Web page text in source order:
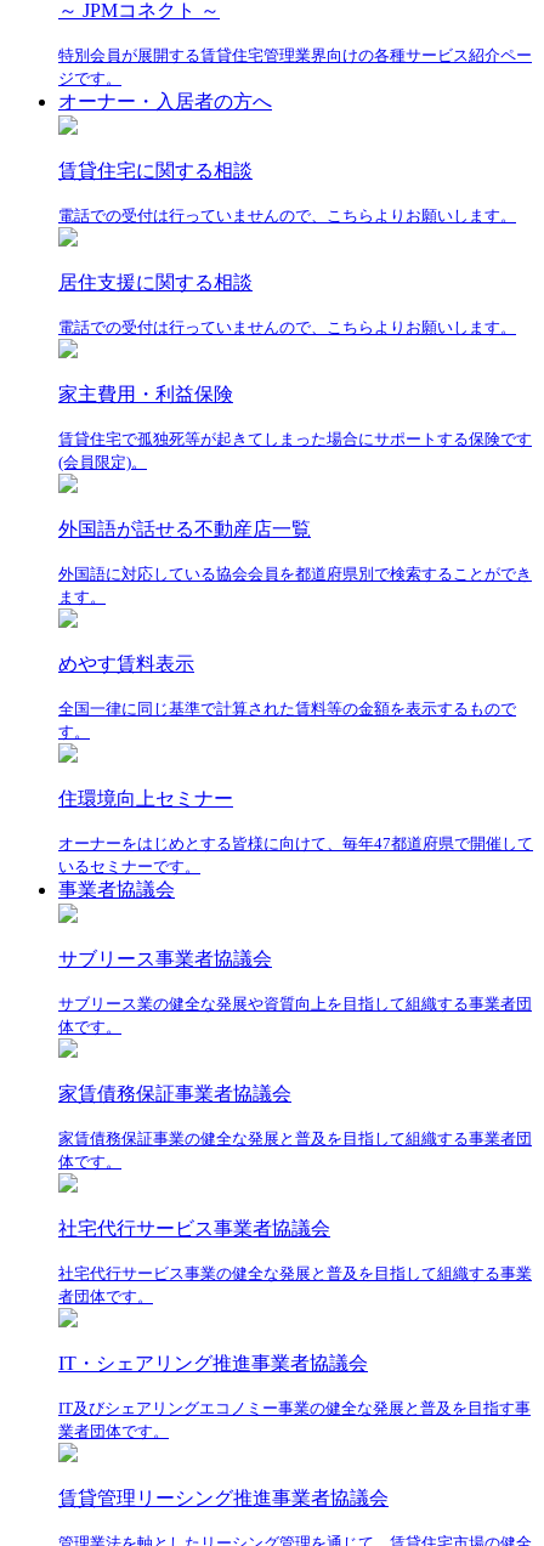
～ JPMコネクト ～
特別会員が展開する賃貸住宅管理業界向けの各種サービス紹介ペー
ジです。
オーナー・入居者の方へ
賃貸住宅に関する相談
電話での受付は行っていませんので、こちらよりお願いします。
居住支援に関する相談
電話での受付は行っていませんので、こちらよりお願いします。
家主費用・利益保険
賃貸住宅で孤独死等が起きてしまった場合にサポートする保険です
(会員限定)。
外国語が話せる不動産店一覧
外国語に対応している協会会員を都道府県別で検索することができ
ます。
めやす賃料表示
全国一律に同じ基準で計算された賃料等の金額を表示するもので
す。
住環境向上セミナー
オーナーをはじめとする皆様に向けて、毎年47都道府県で開催して
いるセミナーです。
事業者協議会
サブリース事業者協議会
サブリース業の健全な発展や資質向上を目指して組織する事業者団
体です。
家賃債務保証事業者協議会
家賃債務保証事業の健全な発展と普及を目指して組織する事業者団
体です。
社宅代行サービス事業者協議会
社宅代行サービス事業の健全な発展と普及を目指して組織する事業
者団体です。
IT・シェアリング推進事業者協議会
IT及びシェアリングエコノミー事業の健全な発展と普及を目指す事
業者団体です。
賃貸管理リーシング推進事業者協議会